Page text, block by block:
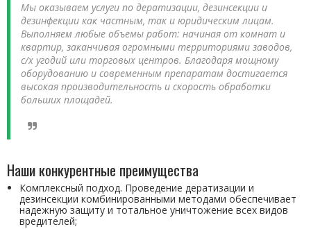
Мы оказываем услуги по дератизации, дезинсекции и
дезинфекции как частным, так и юридическим лицам.
Выполняем любые объемы работ: начиная от комнат и
квартир, заканчивая огромными территориями заводов,
с/х угодий или торговых центров. Благодаря мощному
оборудованию и современным препаратам достигается
высокая производительность и скорость обработки
больших площадей.
Наши конкурентные преимущества
Комплексный подход. Проведение дератизации и
дезинсекции комбинированными методами обеспечивает
надежную защиту и тотальное уничтожение всех видов
вредителей;